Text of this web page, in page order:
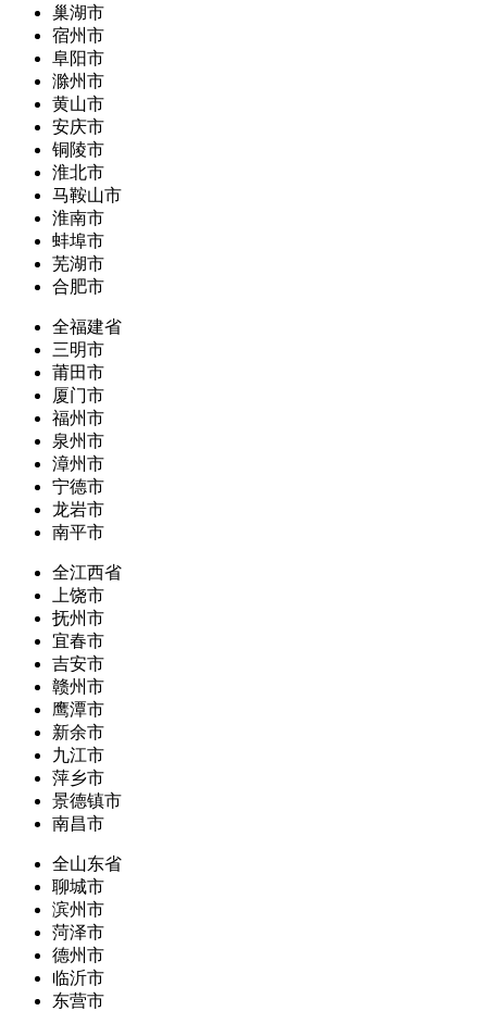
巢湖市
宿州市
阜阳市
滁州市
黄山市
安庆市
铜陵市
淮北市
马鞍山市
淮南市
蚌埠市
芜湖市
合肥市
全福建省
三明市
莆田市
厦门市
福州市
泉州市
漳州市
宁德市
龙岩市
南平市
全江西省
上饶市
抚州市
宜春市
吉安市
赣州市
鹰潭市
新余市
九江市
萍乡市
景德镇市
南昌市
全山东省
聊城市
滨州市
菏泽市
德州市
临沂市
东营市